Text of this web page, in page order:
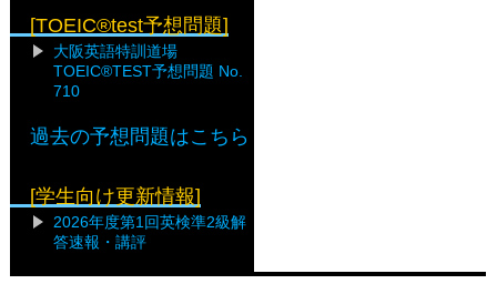
[TOEIC®test予想問題]
大阪英語特訓道場
TOEIC®TEST予想問題 No.
710
過去の予想問題はこちら
[学生向け更新情報]
2026年度第1回英検準2級解
答速報・講評